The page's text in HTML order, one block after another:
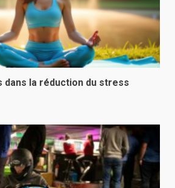
dans la réduction du stress